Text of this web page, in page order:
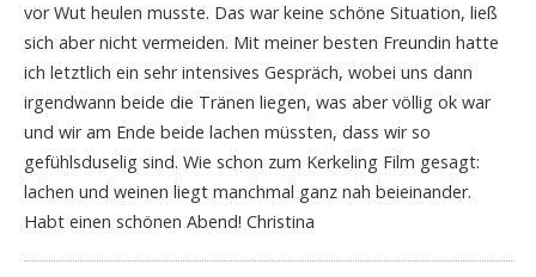
vor Wut heulen musste. Das war keine schöne Situation, ließ
sich aber nicht vermeiden. Mit meiner besten Freundin hatte
ich letztlich ein sehr intensives Gespräch, wobei uns dann
irgendwann beide die Tränen liegen, was aber völlig ok war
und wir am Ende beide lachen müssten, dass wir so
gefühlsduselig sind. Wie schon zum Kerkeling Film gesagt:
lachen und weinen liegt manchmal ganz nah beieinander.
Habt einen schönen Abend! Christina